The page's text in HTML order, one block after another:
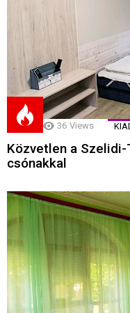
36 Views
Közvetlen a
csónakkal